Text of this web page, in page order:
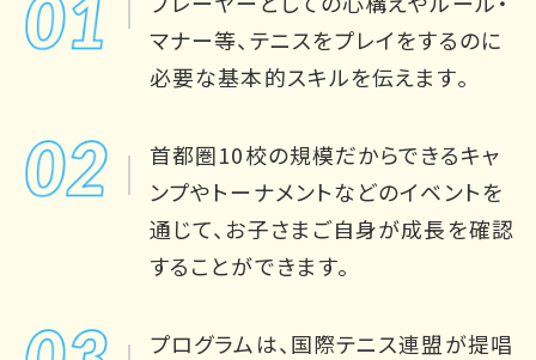
マナー等、テニスをプレイをするのに
必要な基本的スキルを伝えます。
首都圏10校の規模だからできるキャ
ンプやトーナメントなどのイベントを
通じて、お子さまご自身が成長を確認
することができます。
プログラムは、国際テニス連盟が提唱